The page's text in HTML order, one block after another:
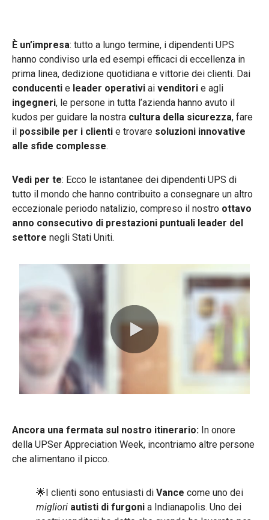
È un’impresa: tutto a lungo termine, i dipendenti UPS
hanno condiviso urla ed esempi efficaci di eccellenza in
prima linea, dedizione quotidiana e vittorie dei clienti. Dai
conducenti e leader operativi ai venditori e agli
ingegneri, le persone in tutta l’azienda hanno avuto il
kudos per guidare la nostra cultura della sicurezza, fare
il possibile per i clienti e trovare soluzioni innovative
alle sfide complesse.
Vedi per te: Ecco le istantanee dei dipendenti UPS di
tutto il mondo che hanno contribuito a consegnare un altro
eccezionale periodo natalizio, compreso il nostro ottavo
anno consecutivo di prestazioni puntuali leader del
settore negli Stati Uniti.
0:00 / 0:54
Ancora una fermata sul nostro itinerario: In onore
della UPSer Appreciation Week, incontriamo altre persone
che alimentano il picco.
🌟I clienti sono entusiasti di Vance come uno dei
migliori autisti di furgoni a Indianapolis. Uno dei